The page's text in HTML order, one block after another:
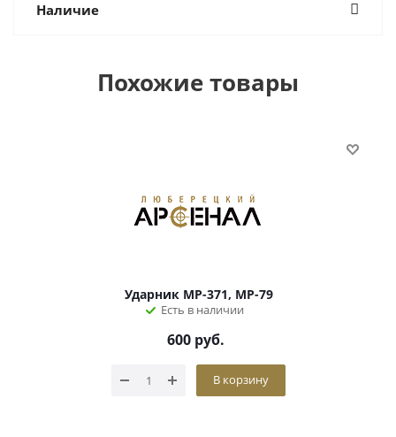
Наличие
Похожие товары
Ударник МР-371, МР-79
Есть в наличии
600руб.
В корзину